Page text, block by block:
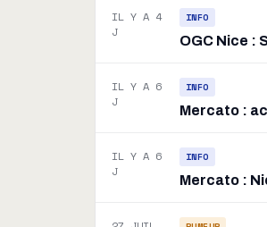
IL Y A 4
J
INFO
OGC Nice :
IL Y A 6
J
INFO
Mercato :
IL Y A 6
J
INFO
Mercato :